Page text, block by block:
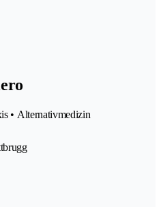
• Alternativmedizin